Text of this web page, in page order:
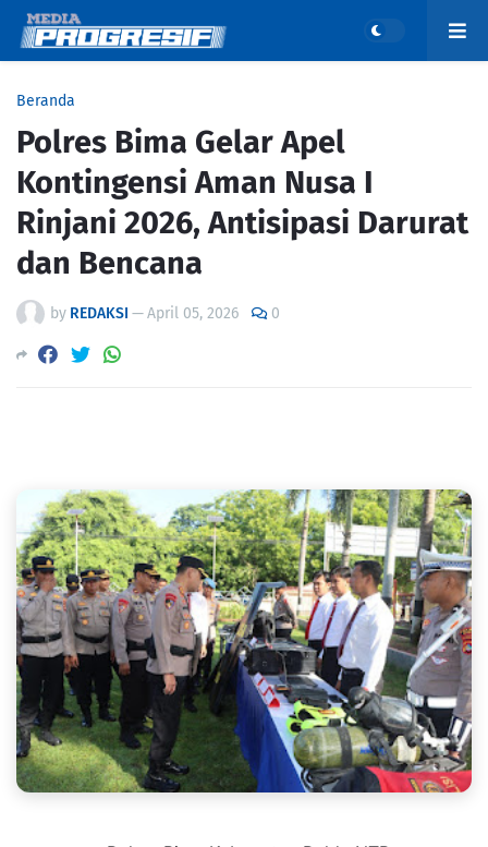
Beranda
Polres Bima Gelar Apel
Kontingensi Aman Nusa I
Rinjani 2026, Antisipasi Darurat
dan Bencana
by REDAKSI —April 05, 2026 0